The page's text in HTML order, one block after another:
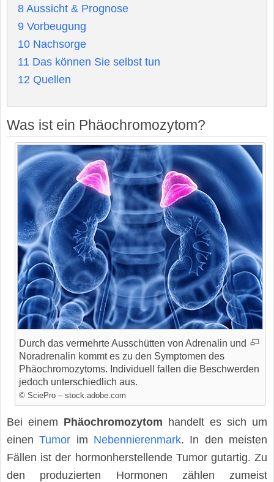
8 Aussicht & Prognose
9 Vorbeugung
10 Nachsorge
11 Das können Sie selbst tun
12 Quellen
Was ist ein Phäochromozytom?
Durch das vermehrte Ausschütten von Adrenalin und
Noradrenalin kommt es zu den Symptomen des
Phäochromozytoms. Individuell fallen die Beschwerden
jedoch unterschiedlich aus.
© SciePro – stock.adobe.com
Bei einem Phäochromozytom handelt es sich um
einenTumor im Nebennierenmark. In den meisten
Fällen ist der hormonherstellende Tumor gutartig. Zu
den produzierten Hormonen zählen zumeist